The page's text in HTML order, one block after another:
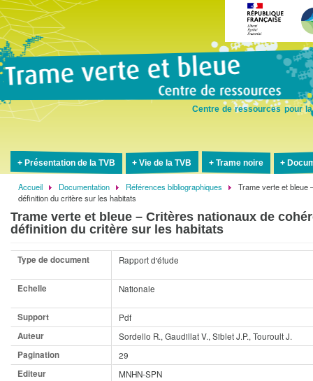
Centre de ressources pour
Présentation de la TVB Vie de la TVB Trame noire
Fil
d'Ariane
Accueil Documentation Références bibliographiques
Trame verte et bleue
définition du critère sur les habitats
Trame verte et bleue – Critères nationaux de
définition du critère sur les habitats
Type de document Rapport d'étude
Echelle Nationale
Support
Pdf
Auteur
Sordello R., Gaudillat V., Siblet J.P., Touroult J.
Pagination
29
Editeur
MNHN-SPN